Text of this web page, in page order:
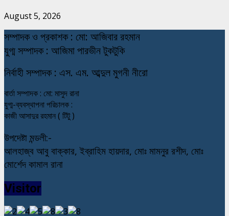
August 5, 2026
সম্পাদক ও প্রকাশক : মো: আজিবার রহমান
যুগ্ম সম্পাদক : আজিমা পারভীন টুকটুকি
নির্বাহী সম্পাদক : এস. এম. আব্দুল মুগনী নীরো
বার্তা সম্পাদক : মো: মাসুদ রানা
যুগ্ম-ব্যবস্থাপনা পরিচালক :
কাজী আসাদুর রহমান ( টিটু )
উপদেষ্টা মন্ডলী:-
আলহাজ্ব আবু বাক্কার, ইব্রাহিম হায়দার, মোঃ মামনুর রশীদ, মোঃ
মোর্শেদ কামাল রানা
Visitor